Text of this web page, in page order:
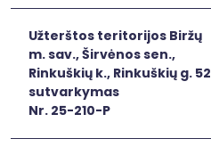
Užterštos teritorijos Biržų
m. sav., Širvėnos sen.,
Rinkuškių k., Rinkuškių g. 52
sutvarkymas
Nr. 25-210-P